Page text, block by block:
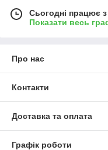
Сьогодні працює
Показати весь
Про нас
Контакти
Доставка та оплата
Графік роботи